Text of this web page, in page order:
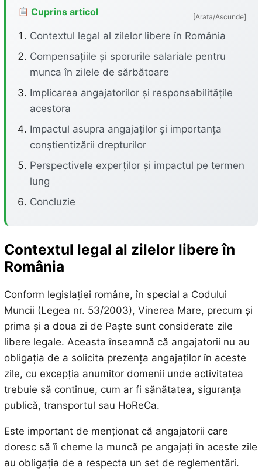
Cuprins articol [Arata/Ascunde]
Contextul legal al zilelor libere în România
Compensațiile și sporurile salariale pentru
munca în zilele de sărbătoare
Implicarea angajatorilor și responsabilitățile
acestora
Impactul asupra angajaților și importanța
conștientizării drepturilor
Perspectivele experților și impactul pe termen
lung
Concluzie
Contextul legal al zilelor libere în
România
Conform legislației române, în special a Codului
Muncii (Legea nr. 53/2003), Vinerea Mare, precum și
prima și a doua zi de Paște sunt considerate zile
libere legale. Aceasta înseamnă că angajatorii nu au
obligația de a solicita prezența angajaților în aceste
zile, cu excepția anumitor domenii unde activitatea
trebuie să continue, cum ar fi sănătatea, siguranța
publică, transportul sau HoReCa.
Este important de menționat că angajatorii care
doresc să îi cheme la muncă pe angajați în aceste zile
au obligația de a respecta un set de reglementări.